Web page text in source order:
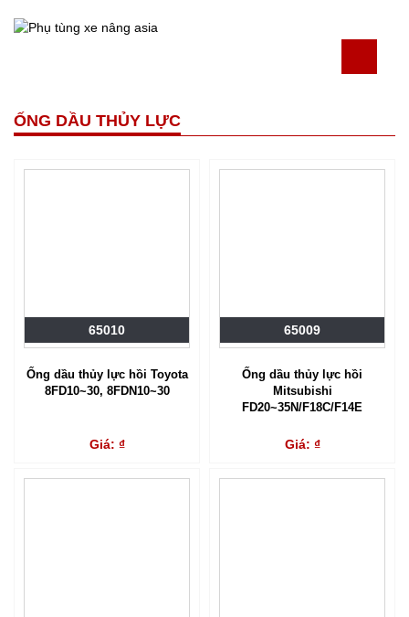
ỐNG DẦU THỦY LỰC
65010
Ống dầu thủy lực hồi Toyota
8FD10~30, 8FDN10~30
Giá: ₫
65009
Ống dầu thủy lực hồi
Mitsubishi
FD20~35N/F18C/F14E
Giá: ₫